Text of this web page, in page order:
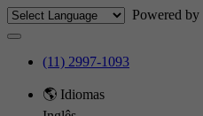
Powered by
(11) 2997-1093
🌎 Idiomas